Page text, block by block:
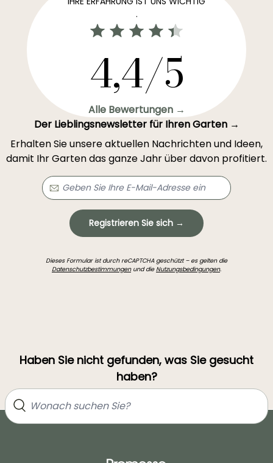
.
4,4/5
Alle Bewertungen →
Der Lieblingsnewsletter für Ihren Garten →
Erhalten Sie unsere aktuellen Nachrichten und Ideen,
damit Ihr Garten das ganze Jahr über davon profitiert.
Registrieren Sie sich →
Dieses Formular ist durch reCAPTCHA geschützt – es gelten die
Datenschutzbestimmungenund dieNutzungsbedingungen.
Haben Sie nicht gefunden, was Sie gesucht
haben?